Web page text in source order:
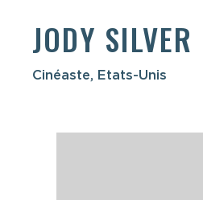
JODY SILVER
Cinéaste, Etats-Unis